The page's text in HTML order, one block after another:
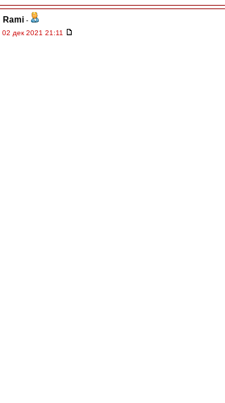
Rami -
02 дек 2021 21:11